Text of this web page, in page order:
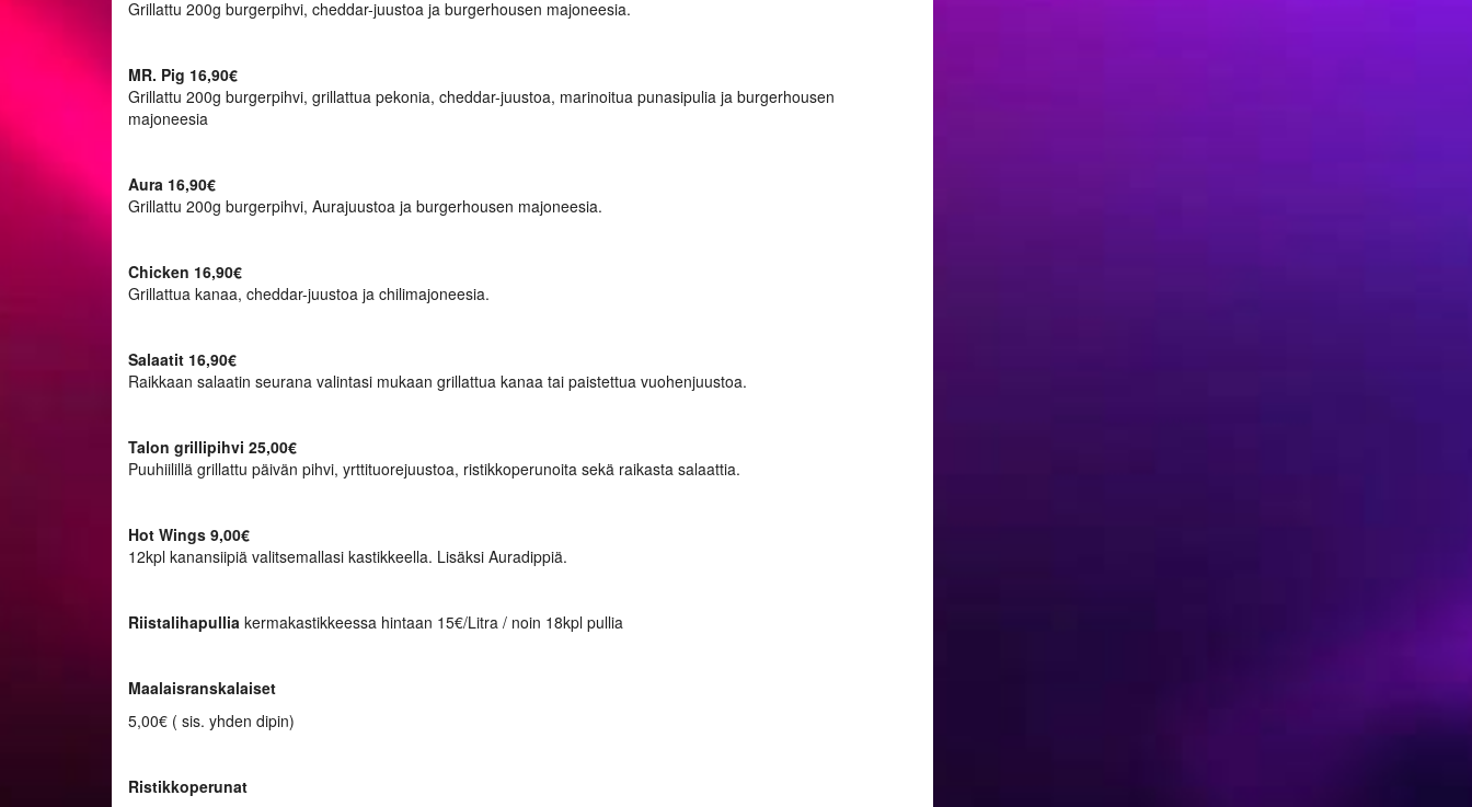
Grillattu 200g burgerpihvi, cheddar-juustoa ja burgerhousen majoneesia.
MR. Pig 16,90€
Grillattu 200g burgerpihvi, grillattua pekonia, cheddar-juustoa, marinoitua punasipulia ja burgerhousen
majoneesia
Aura 16,90€
Grillattu 200g burgerpihvi, Aurajuustoa ja burgerhousen majoneesia.
Chicken 16,90€
Grillattua kanaa, cheddar-juustoa ja chilimajoneesia.
Salaatit 16,90€
Raikkaan salaatin seurana valintasi mukaan grillattua kanaa tai paistettua vuohenjuustoa.
Talon grillipihvi 25,00€
Puuhiilillä grillattu päivän pihvi, yrttituorejuustoa, ristikkoperunoita sekä raikasta salaattia.
Hot Wings 9,00€
12kpl kanansiipiä valitsemallasi kastikkeella. Lisäksi Auradippiä.
Riistalihapullia kermakastikkeessa hintaan 15€/Litra / noin 18kpl pullia
Maalaisranskalaiset
5,00€ ( sis. yhden dipin)
Ristikkoperunat